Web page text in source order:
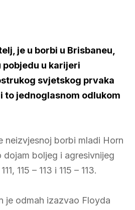
je u borbi u Brisbaneu,
u karijeri
svjetskog prvaka
to jednoglasnom odlukom
neizvjesnoj borbi mladi Horn
boljeg i agresivnijeg
115 – 113 i 115 – 113.
je odmah izazvao Floyda